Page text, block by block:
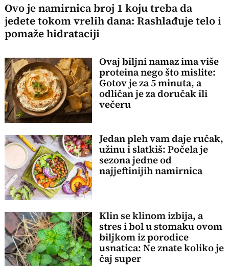
Ovo je namirnica broj 1 koju treba da
jedete tokom vrelih dana: Rashlađuje telo i
pomaže hidrataciji
Ovaj biljni namaz ima više
proteina nego što mislite:
Gotov je za 5 minuta, a
odličan je za doručak ili
večeru
Jedan pleh vam daje ručak,
užinu i slatkiš: Počela je
sezona jedne od
najjeftinijih namirnica
Klin se klinom izbija, a
stres i bol u stomaku ovom
biljkom iz porodice
usnatica: Ne znate koliko je
čaj super